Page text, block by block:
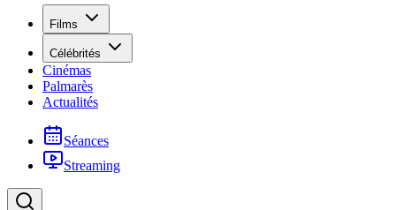
Films
Célébrités
Cinémas
Palmarès
Actualités
Séances
Streaming